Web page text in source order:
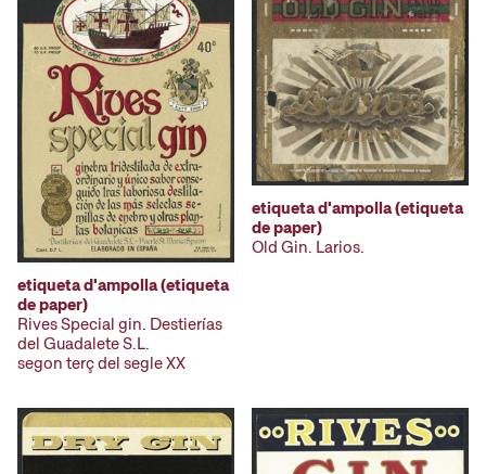
etiqueta d'ampolla (etiqueta
de paper)
Rives Special gin. Destierías
del Guadalete S.L.
segon terç del segle XX
etiqueta d'ampolla (etiqueta
de paper)
Old Gin. Larios.